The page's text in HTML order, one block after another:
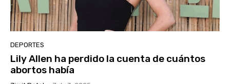
DEPORTES
Lily Allen ha perdido la cuenta de cuántos
abortos había